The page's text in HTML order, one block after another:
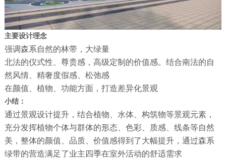
主要设计理念
强调森系自然的林带，大绿量
北法的仪式性、尊贵感，高级定制的价值感。结合南法的自
然风情、精奢度假感、松弛感
在颜值、植物、功能方面，打造差异化景观
小结：
通过景观设计提升，结合植物、水体、构筑物等景观元素，
充分发挥植物个体与群体的形态、色彩、质感、线条等自然
美，整体的颜值、品质、价值感得到了大幅提升，通过森系
绿带的营造满足了业主四季在室外活动的舒适需求